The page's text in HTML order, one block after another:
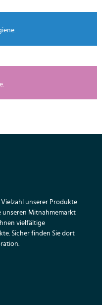
unserer Produkte
unseren Mitnahmemarkt
vielfältige
Sicher finden Sie dort